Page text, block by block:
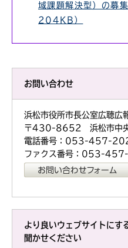
域課題解決型）の募
204KB）
お問い合わせ
浜松市役所市長公室広聴広
〒430-8652 浜松市中
電話番号：053-457-
ファクス番号：053-
より良いウェブサイトにす
聞かせください